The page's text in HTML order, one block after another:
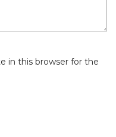
in this browser for the